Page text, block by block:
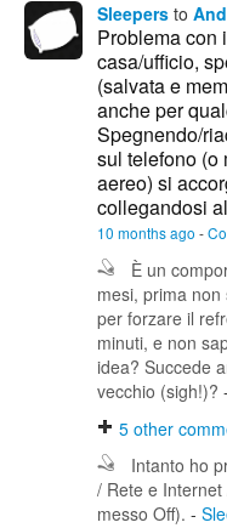
Sleepers to
Problema con
casa/ufficio,
(salvata e
anche per
Spegnendo/
sul telefono (o
aereo) si
collegandosi
10 months ago -
È un
mesi, prima
per forzare il
minuti, e non
idea? Succede
vecchio (sigh!)? -
5 other
Intanto ho
/ Rete e
messo Off). -